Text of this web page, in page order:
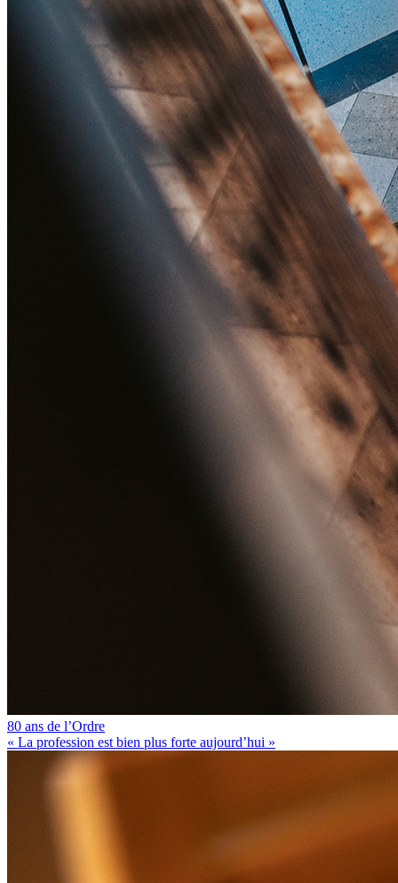
80 ans de l’Ordre
« La profession est bien plus forte aujourd’hui »